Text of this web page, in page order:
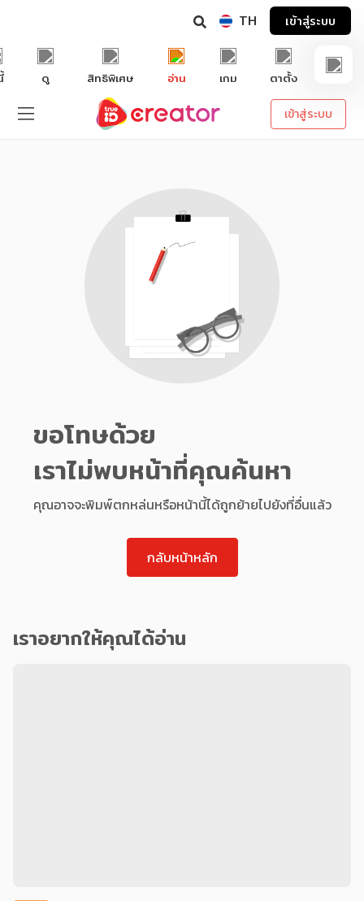
TH เข้าสู่ระบบ
ดู สิทธิพิเศษ อ่าน เกม ตาตั้ง
เข้าสู่ระบบ
ขอโทษด้วย
เราไม่พบหน้าที่คุณค้นหา
คุณอาจจะพิมพ์ตกหล่นหรือหน้านี้ได้ถูกย้ายไปยังที่อื่นแล้ว
กลับหน้าหลัก
เราอยากให้คุณได้อ่าน